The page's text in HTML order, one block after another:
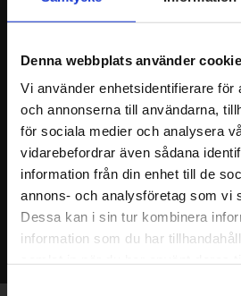
Denna webbplats använder
Vi använder enhetsidentifierare för
och annonserna till användarna,
för sociala medier och analysera
vidarebefordrar även sådana
information från din enhet till de
annons- och analysföretag som vi
Dessa kan i sin tur kombinera
information som du har
Samtyckesval
Straightbar Front
Ring hästsko som framförallt är
framtagen för tävlings hästar.
Mycket välarbetad sko i hög
kvalitet med en fantastisk finish.
320KR
INFO